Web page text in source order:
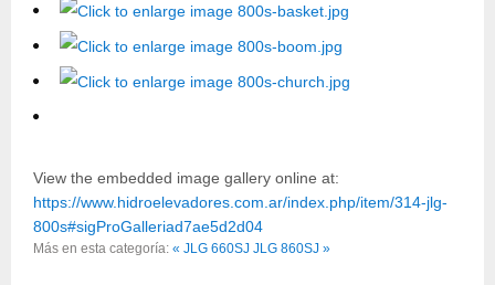
View the embedded image gallery online at:
https://www.hidroelevadores.com.ar/index.php/item/314-jlg-
800s#sigProGalleriad7ae5d2d04
Más en esta categoría: « JLG 660SJ JLG 860SJ »